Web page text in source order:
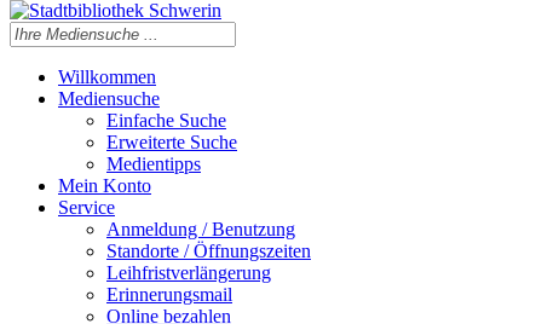
Willkommen
Mediensuche
Einfache Suche
Erweiterte Suche
Medientipps
Mein Konto
Service
Anmeldung / Benutzung
Standorte / Öffnungszeiten
Leihfristverlängerung
Erinnerungsmail
Online bezahlen